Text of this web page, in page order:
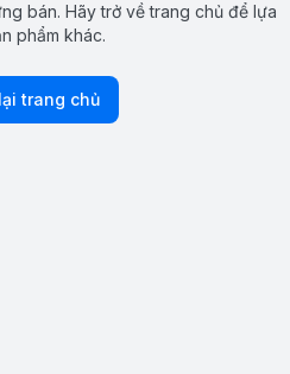
bán. Hãy trở về trang chủ để lựa
phẩm khác.
trang chủ